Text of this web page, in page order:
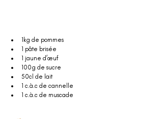
1kg de pommes
1 pâte brisée
1 jaune d’œuf
100g de sucre
50cl de lait
1 c.à.c de cannelle
1 c.à.c de muscade